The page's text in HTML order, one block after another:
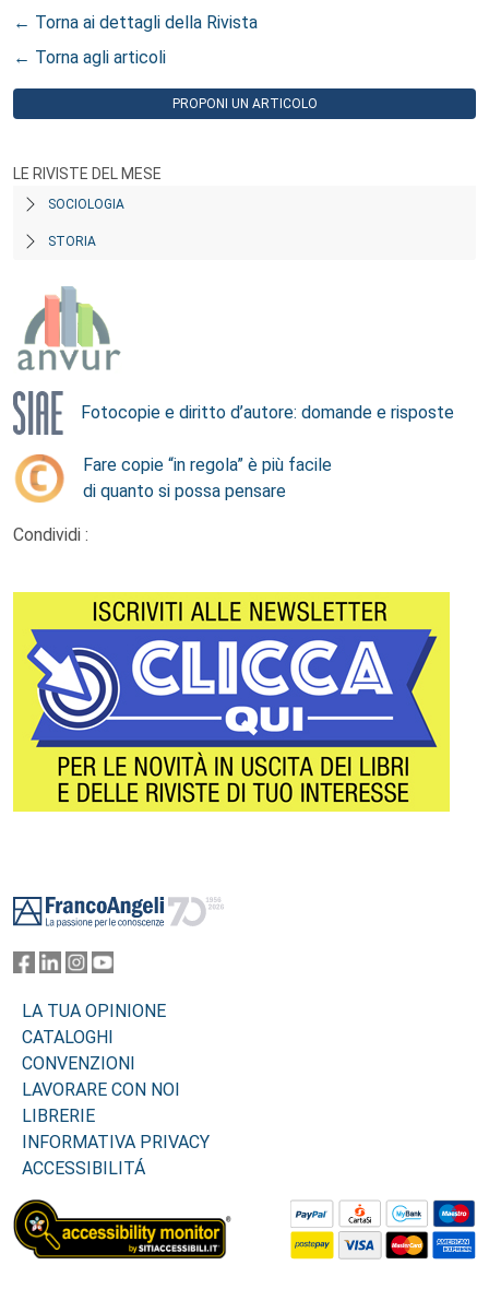
← Torna ai dettagli della Rivista
← Torna agli articoli
PROPONI UN ARTICOLO
LE RIVISTE DEL MESE
SOCIOLOGIA
STORIA
Fotocopie e diritto d’autore: domande e risposte
Fare copie “in regola” è più facile
di quanto si possa pensare
Condividi :
LA TUA OPINIONE
CATALOGHI
CONVENZIONI
LAVORARE CON NOI
LIBRERIE
INFORMATIVA PRIVACY
ACCESSIBILITÁ